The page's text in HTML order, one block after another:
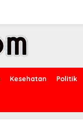
Kesehatan Politik